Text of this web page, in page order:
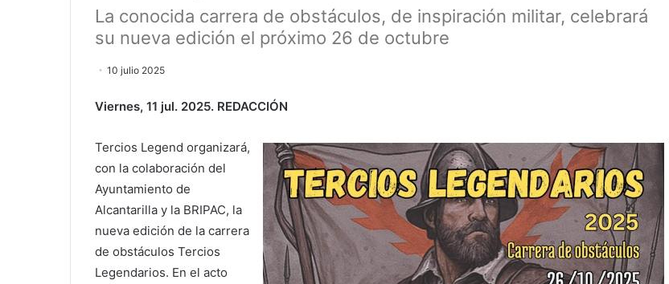
La conocida carrera de obstáculos, de inspiración militar, celebrará
su nueva edición el próximo 26 de octubre
10 julio 2025
Viernes, 11 jul. 2025. REDACCIÓN
Tercios Legend organizará,
con la colaboración del
Ayuntamiento de
Alcantarilla y la BRIPAC, la
nueva edición de la carrera
de obstáculos Tercios
Legendarios. En el acto